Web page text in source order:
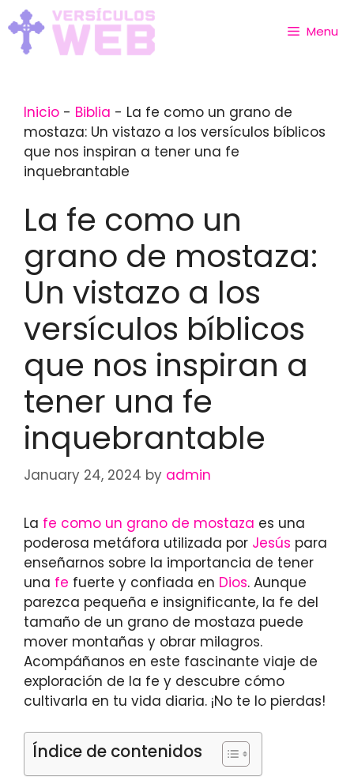
Skip
to
content
Menu
Inicio - Biblia - La fe como un grano de
mostaza: Un vistazo a los versículos bíblicos
que nos inspiran a tener una fe
inquebrantable
La fe como un
grano de mostaza:
Un vistazo a los
versículos bíblicos
que nos inspiran a
tener una fe
inquebrantable
January 24, 2024 by admin
La fe como un grano de mostaza es una
poderosa metáfora utilizada por Jesús para
enseñarnos sobre la importancia de tener
una fe fuerte y confiada en Dios. Aunque
parezca pequeña e insignificante, la fe del
tamaño de un grano de mostaza puede
mover montañas y obrar milagros.
Acompáñanos en este fascinante viaje de
exploración de la fe y descubre cómo
cultivarla en tu vida diaria. ¡No te lo pierdas!
Índice de contenidos